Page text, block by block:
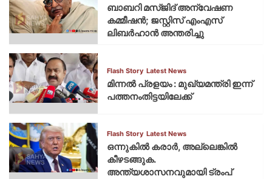
ബാബറി മസ്ജിദ് അന്വേഷണ
കമ്മീഷന്‍; ജസ്റ്റിസ് എംഎസ്
ലിബര്‍ഹാന്‍ അന്തരിച്ചു
Flash Story Latest News
മിന്നല്‍ പ്രളയം : മുഖ്യമന്ത്രി ഇന്ന്
പത്തനംതിട്ടയിലേക്ക്
Flash Story Latest News
ഒന്നുകില്‍ കരാര്‍, അല്ലെങ്കില്‍
കീഴടങ്ങുക.
അന്ത്യശാസനവുമായി ട്രംപ്